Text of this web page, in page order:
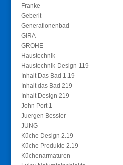
Franke
Geberit
Generationenbad
GIRA
GROHE
Haustechnik
Haustechnik-Design-119
Inhalt Das Bad 1.19
Inhalt das Bad 219
Inhalt Design 219
John Port 1
Juergen Bessler
JUNG
Küche Design 2.19
Küche Produkte 2.19
Küchenarmaturen